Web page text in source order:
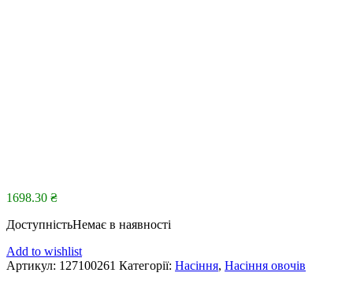
1698.30 ₴
ДоступністьНемає в наявності
Add to wishlist
Артикул: 127100261 Категорії: Насіння, Насіння овочів